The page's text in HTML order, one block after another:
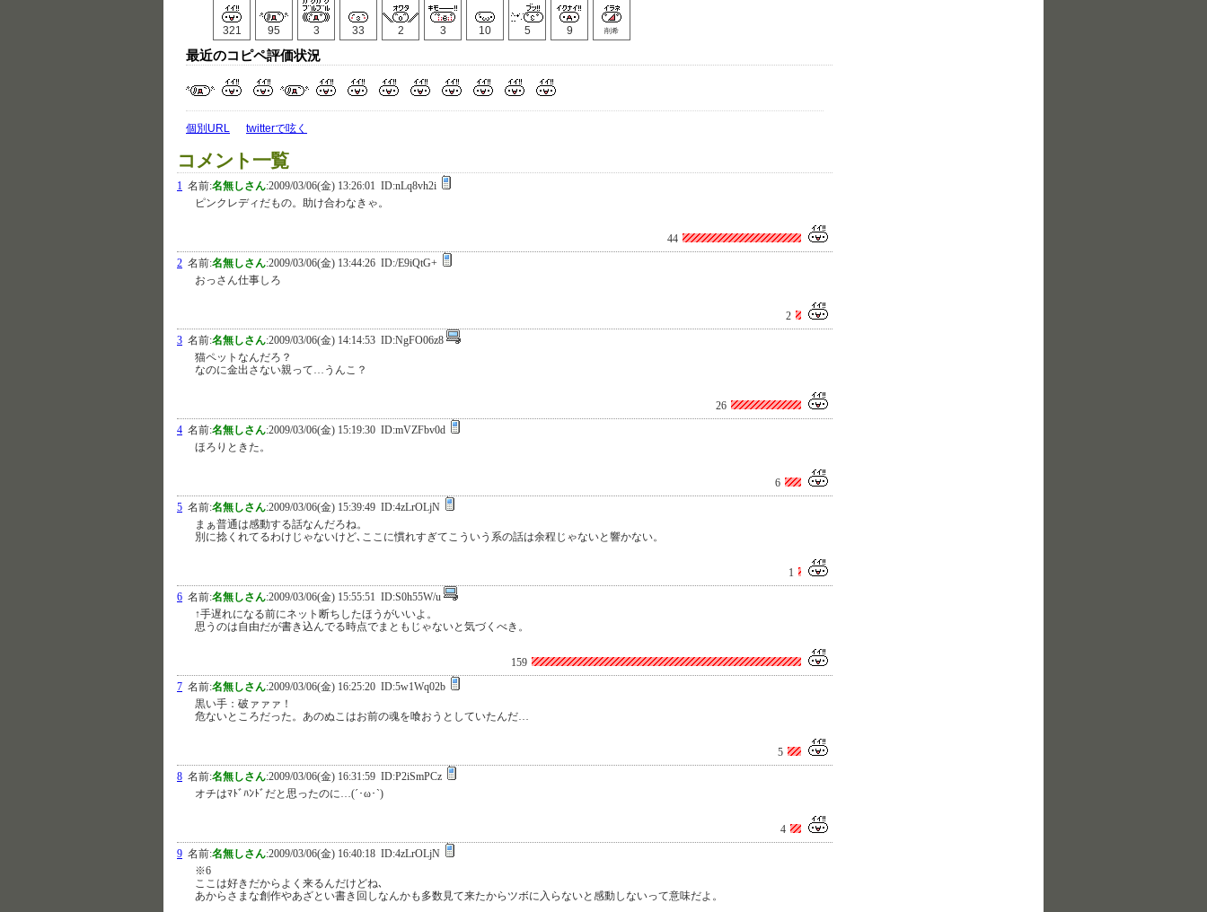
321 95 3 33 2 3 10 5 9 削希
最近のコピペ評価状況
個別URL twitterで呟く
コメント一覧
1 名前:名無しさん:2009/03/06(金) 13:26:01 ID:nLq8vh2i
ピンクレディだもの。助け合わなきゃ。
44
2 名前:名無しさん:2009/03/06(金) 13:44:26 ID:/E9iQtG+
おっさん仕事しろ
2
3 名前:名無しさん:2009/03/06(金) 14:14:53 ID:NgFO06z8
猫ペットなんだろ？
なのに金出さない親って…うんこ？
26
4 名前:名無しさん:2009/03/06(金) 15:19:30 ID:mVZFbv0d
ほろりときた。
6
5 名前:名無しさん:2009/03/06(金) 15:39:49 ID:4zLrOLjN
まぁ普通は感動する話なんだろね。
別に捻くれてるわけじゃないけど､ここに慣れすぎてこういう系の話は余程じゃないと響かない。
1
6 名前:名無しさん:2009/03/06(金) 15:55:51 ID:S0h55W/u
↑手遅れになる前にネット断ちしたほうがいいよ。
思うのは自由だが書き込んでる時点でまともじゃないと気づくべき。
159
7 名前:名無しさん:2009/03/06(金) 16:25:20 ID:5w1Wq02b
黒い手：破ァァァ！
危ないところだった。あのぬこはお前の魂を喰おうとしていたんだ…
5
8 名前:名無しさん:2009/03/06(金) 16:31:59 ID:P2iSmPCz
オチはﾏﾄﾞﾊﾝﾄﾞだと思ったのに…(´･ω･`)
4
9 名前:名無しさん:2009/03/06(金) 16:40:18 ID:4zLrOLjN
※6
ここは好きだからよく来るんだけどね､
あからさまな創作やあざとい書き回しなんかも多数見て来たからツボに入らないと感動しないって意味だよ。